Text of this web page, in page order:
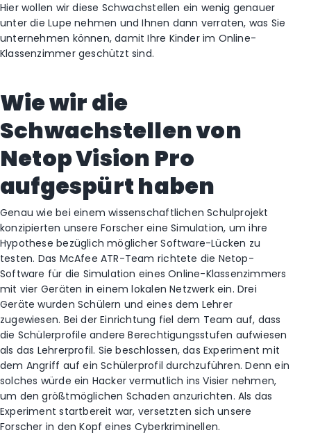
Hier wollen wir diese Schwachstellen ein wenig genauer
unter die Lupe nehmen und Ihnen dann verraten, was Sie
unternehmen können, damit Ihre Kinder im Online-
Klassenzimmer geschützt sind.
Wie wir die
Schwachstellen von
Netop Vision Pro
aufgespürt haben
Genau wie bei einem wissenschaftlichen Schulprojekt
konzipierten unsere Forscher eine Simulation, um ihre
Hypothese bezüglich möglicher Software-Lücken zu
testen. Das McAfee ATR-Team richtete die Netop-
Software für die Simulation eines Online-Klassenzimmers
mit vier Geräten in einem lokalen Netzwerk ein. Drei
Geräte wurden Schülern und eines dem Lehrer
zugewiesen. Bei der Einrichtung fiel dem Team auf, dass
die Schülerprofile andere Berechtigungsstufen aufwiesen
als das Lehrerprofil. Sie beschlossen, das Experiment mit
dem Angriff auf ein Schülerprofil durchzuführen. Denn ein
solches würde ein Hacker vermutlich ins Visier nehmen,
um den größtmöglichen Schaden anzurichten. Als das
Experiment startbereit war, versetzten sich unsere
Forscher in den Kopf eines Cyberkriminellen.